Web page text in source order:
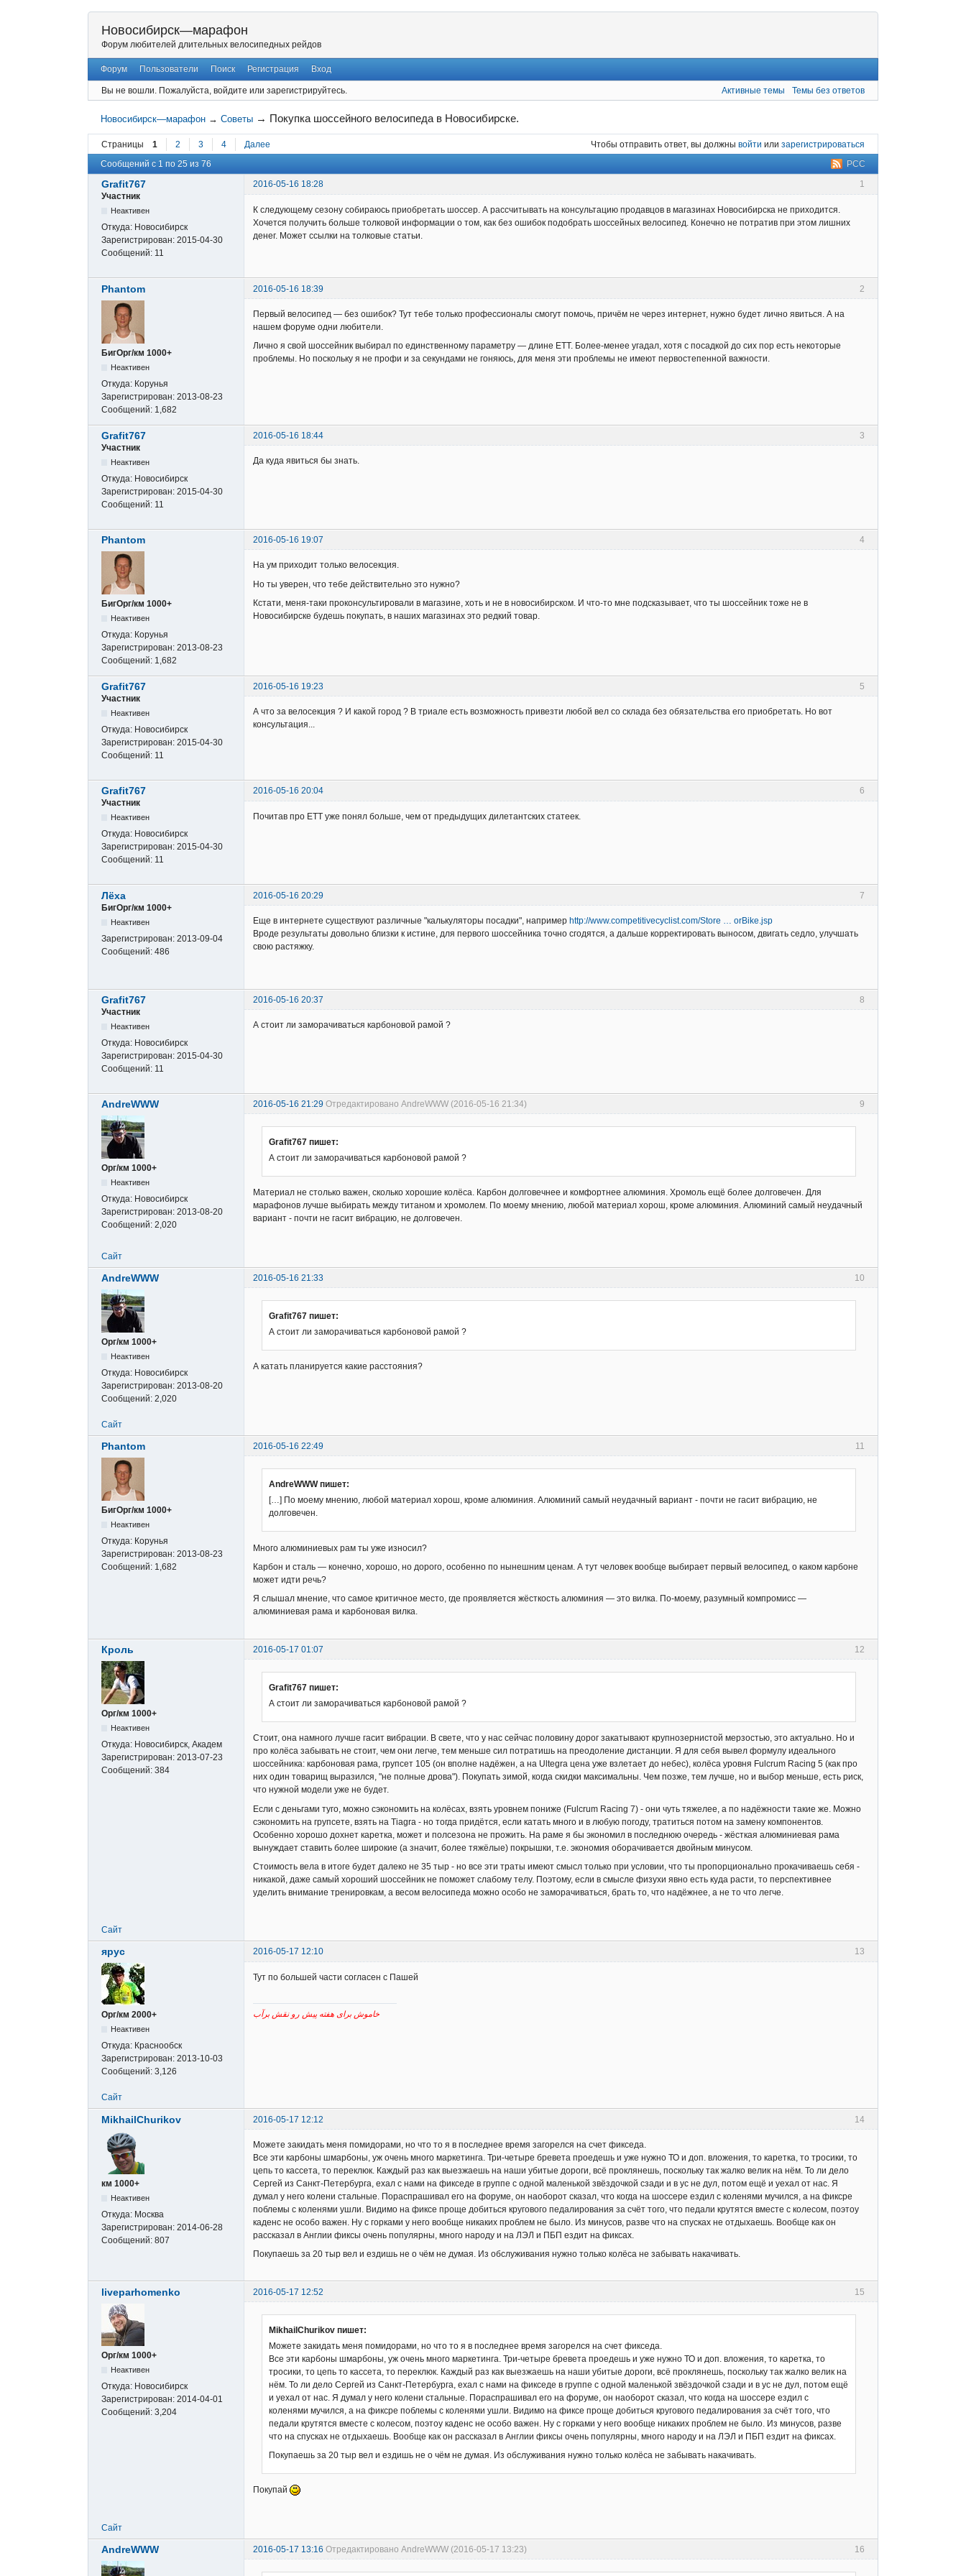
Новосибирск—марафон
Форум любителей длительных велосипедных рейдов
Форум Пользователи Поиск Регистрация Вход
Вы не вошли. Пожалуйста, войдите или зарегистрируйтесь. Активные темы Темы без ответов
Новосибирск—марафон →Советы → Покупка шоссейного велосипеда в Новосибирске.
Страницы 1 2 3 4 Далее Чтобы отправить ответ, вы должны войти или зарегистрироваться
РСС
Сообщений с 1 по 25 из 76
1
Grafit767
2016-05-16 18:28
Участник
Неактивен
Откуда: Новосибирск
Зарегистрирован: 2015-04-30
Сообщений: 11
К следующему сезону собираюсь приобретать шоссер. А рассчитывать на консультацию продавцов в магазинах Новосибирска не приходится.
Хочется получить больше толковой информации о том, как без ошибок подобрать шоссейных велосипед. Конечно не потратив при этом лишних
денег. Может ссылки на толковые статьи.
2
Phantom 2016-05-16 18:39
БигОрг/км 1000+
Неактивен
Откуда: Корунья
Зарегистрирован: 2013-08-23
Сообщений: 1,682
Первый велосипед — без ошибок? Тут тебе только профессионалы смогут помочь, причём не через интернет, нужно будет лично явиться. А на
нашем форуме одни любители.
Лично я свой шоссейник выбирал по единственному параметру — длине ETT. Более-менее угадал, хотя с посадкой до сих пор есть некоторые
проблемы. Но поскольку я не профи и за секундами не гоняюсь, для меня эти проблемы не имеют первостепенной важности.
3
Grafit767
2016-05-16 18:44
Участник
Неактивен
Откуда: Новосибирск
Зарегистрирован: 2015-04-30
Сообщений: 11
Да куда явиться бы знать.
4
Phantom 2016-05-16 19:07
БигОрг/км 1000+
Неактивен
Откуда: Корунья
Зарегистрирован: 2013-08-23
Сообщений: 1,682
На ум приходит только велосекция.
Но ты уверен, что тебе действительно это нужно?
Кстати, меня-таки проконсультировали в магазине, хоть и не в новосибирском. И что-то мне подсказывает, что ты шоссейник тоже не в
Новосибирске будешь покупать, в наших магазинах это редкий товар.
5
Grafit767
2016-05-16 19:23
Участник
Неактивен
Откуда: Новосибирск
Зарегистрирован: 2015-04-30
Сообщений: 11
А что за велосекция ? И какой город ? В триале есть возможность привезти любой вел со склада без обязательства его приобретать. Но вот
консультация...
6
Grafit767
2016-05-16 20:04
Участник
Неактивен
Откуда: Новосибирск
Зарегистрирован: 2015-04-30
Сообщений: 11
Почитав про ETT уже понял больше, чем от предыдущих дилетантских статеек.
7
Лёха
2016-05-16 20:29
БигОрг/км 1000+
Неактивен
Зарегистрирован: 2013-09-04
Сообщений: 486
Еще в интернете существуют различные "калькуляторы посадки", например http://www.competitivecyclist.com/Store … orBike.jsp
Вроде результаты довольно близки к истине, для первого шоссейника точно сгодятся, а дальше корректировать выносом, двигать седло, улучшать
свою растяжку.
8
Grafit767
2016-05-16 20:37
Участник
Неактивен
Откуда: Новосибирск
Зарегистрирован: 2015-04-30
Сообщений: 11
А стоит ли заморачиваться карбоновой рамой ?
9
AndreWWW 2016-05-16 21:29 Отредактировано AndreWWW (2016-05-16 21:34)
Орг/км 1000+
Неактивен
Откуда: Новосибирск
Зарегистрирован: 2013-08-20
Сообщений: 2,020
Grafit767 пишет:
А стоит ли заморачиваться карбоновой рамой ?
Материал не столько важен, сколько хорошие колёса. Карбон долговечнее и комфортнее алюминия. Хромоль ещё более долговечен. Для
марафонов лучше выбирать между титаном и хромолем. По моему мнению, любой материал хорош, кроме алюминия. Алюминий самый неудачный
вариант - почти не гасит вибрацию, не долговечен.
Сайт
10
AndreWWW 2016-05-16 21:33
Орг/км 1000+
Неактивен
Откуда: Новосибирск
Зарегистрирован: 2013-08-20
Сообщений: 2,020
Grafit767 пишет:
А стоит ли заморачиваться карбоновой рамой ?
А катать планируется какие расстояния?
Сайт
11
Phantom 2016-05-16 22:49
БигОрг/км 1000+
Неактивен
Откуда: Корунья
Зарегистрирован: 2013-08-23
Сообщений: 1,682
AndreWWW пишет:
[…] По моему мнению, любой материал хорош, кроме алюминия. Алюминий самый неудачный вариант - почти не гасит вибрацию, не
долговечен.
Много алюминиевых рам ты уже износил?
Карбон и сталь — конечно, хорошо, но дорого, особенно по нынешним ценам. А тут человек вообще выбирает первый велосипед, о каком карбоне
может идти речь?
Я слышал мнение, что самое критичное место, где проявляется жёсткость алюминия — это вилка. По-моему, разумный компромисс —
алюминиевая рама и карбоновая вилка.
12
Кроль 2016-05-17 01:07
Орг/км 1000+
Неактивен
Откуда: Новосибирск, Академ
Зарегистрирован: 2013-07-23
Сообщений: 384
Grafit767 пишет:
А стоит ли заморачиваться карбоновой рамой ?
Стоит, она намного лучше гасит вибрации. В свете, что у нас сейчас половину дорог закатывают крупнозернистой мерзостью, это актуально. Но и
про колёса забывать не стоит, чем они легче, тем меньше сил потратишь на преодоление дистанции. Я для себя вывел формулу идеального
шоссейника: карбоновая рама, групсет 105 (он вполне надёжен, а на Ultegra цена уже взлетает до небес), колёса уровня Fulcrum Racing 5 (как про
них один товарищ выразился, "не полные дрова"). Покупать зимой, когда скидки максимальны. Чем позже, тем лучше, но и выбор меньше, есть риск,
что нужной модели уже не будет.
Если с деньгами туго, можно сэкономить на колёсах, взять уровнем пониже (Fulcrum Racing 7) - они чуть тяжелее, а по надёжности такие же. Можно
сэкономить на групсете, взять на Tiagra - но тогда придётся, если катать много и в любую погоду, тратиться потом на замену компонентов.
Особенно хорошо дохнет каретка, может и полсезона не прожить. На раме я бы экономил в последнюю очередь - жёсткая алюминиевая рама
вынуждает ставить более широкие (а значит, более тяжёлые) покрышки, т.е. экономия оборачивается двойным минусом.
Стоимость вела в итоге будет далеко не 35 тыр - но все эти траты имеют смысл только при условии, что ты пропорционально прокачиваешь себя -
никакой, даже самый хороший шоссейник не поможет слабому телу. Поэтому, если в смысле физухи явно есть куда расти, то перспективнее
уделить внимание тренировкам, а весом велосипеда можно особо не заморачиваться, брать то, что надёжнее, а не то что легче.
Сайт
13
ярус 2016-05-17 12:10
Орг/км 2000+
Неактивен
Откуда: Краснообск
Зарегистрирован: 2013-10-03
Сообщений: 3,126
Тут по большей части согласен с Пашей
Сайт
14
MikhailChurikov 2016-05-17 12:12
км 1000+
Неактивен
Откуда: Москва
Зарегистрирован: 2014-06-28
Сообщений: 807
Можете закидать меня помидорами, но что то я в последнее время загорелся на счет фикседа.
Все эти карбоны шмарбоны, уж очень много маркетинга. Три-четыре бревета проедешь и уже нужно ТО и доп. вложения, то каретка, то тросики, то
цепь то кассета, то переклюк. Каждый раз как выезжаешь на наши убитые дороги, всё проклянешь, поскольку так жалко велик на нём. То ли дело
Сергей из Санкт-Петербурга, ехал с нами на фикседе в группе с одной маленькой звёздочкой сзади и в ус не дул, потом ещё и уехал от нас. Я
думал у него колени стальные. Пораспрашивал его на форуме, он наоборот сказал, что когда на шоссере ездил с коленями мучился, а на фиксре
поблемы с коленями ушли. Видимо на фиксе проще добиться кругового педалирования за счёт того, что педали крутятся вместе с колесом, поэтоу
каденс не особо важен. Ну с горками у него вообще никаких проблем не было. Из минусов, разве что на спусках не отдыхаешь. Вообще как он
рассказал в Англии фиксы очень популярны, много народу и на ЛЭЛ и ПБП ездит на фиксах.
Покупаешь за 20 тыр вел и ездишь не о чём не думая. Из обслуживания нужно только колёса не забывать накачивать.
15
liveparhomenko 2016-05-17 12:52
Орг/км 1000+
Неактивен
Откуда: Новосибирск
Зарегистрирован: 2014-04-01
Сообщений: 3,204
MikhailChurikov пишет:
Можете закидать меня помидорами, но что то я в последнее время загорелся на счет фикседа.
Все эти карбоны шмарбоны, уж очень много маркетинга. Три-четыре бревета проедешь и уже нужно ТО и доп. вложения, то каретка, то
тросики, то цепь то кассета, то переклюк. Каждый раз как выезжаешь на наши убитые дороги, всё проклянешь, поскольку так жалко велик на
нём. То ли дело Сергей из Санкт-Петербурга, ехал с нами на фикседе в группе с одной маленькой звёздочкой сзади и в ус не дул, потом ещё
и уехал от нас. Я думал у него колени стальные. Пораспрашивал его на форуме, он наоборот сказал, что когда на шоссере ездил с
коленями мучился, а на фиксре поблемы с коленями ушли. Видимо на фиксе проще добиться кругового педалирования за счёт того, что
педали крутятся вместе с колесом, поэтоу каденс не особо важен. Ну с горками у него вообще никаких проблем не было. Из минусов, разве
что на спусках не отдыхаешь. Вообще как он рассказал в Англии фиксы очень популярны, много народу и на ЛЭЛ и ПБП ездит на фиксах.
Покупаешь за 20 тыр вел и ездишь не о чём не думая. Из обслуживания нужно только колёса не забывать накачивать.
Покупай
Сайт
16
AndreWWW 2016-05-17 13:16 Отредактировано AndreWWW (2016-05-17 13:23)